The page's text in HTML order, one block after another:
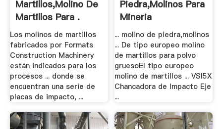
Martillos,Molino De
Martillos Para .
Los molinos de martillos
fabricados por Formats
Construction Machinery
están indicados para los
procesos ... donde se
encuentran una serie de
placas de impacto, ...
Piedra,Molinos Para
Mineria
... molino de piedra,molinos
... De tipo europeo molino
de martillos para polvo
gruesoEl tipo europeo
molino de martillos ... VSI5X
Chancadora de Impacto Eje
...